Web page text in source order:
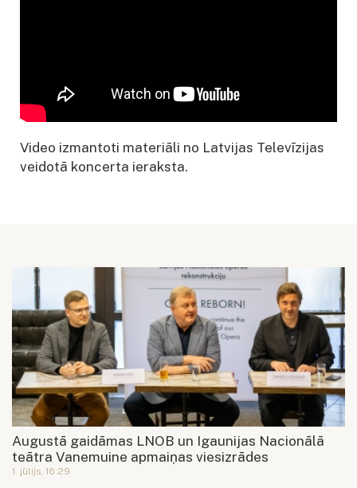
Video izmantoti materiāli no Latvijas Televīzijas
veidotā koncerta ieraksta.
Augustā gaidāmas LNOB un Igaunijas Nacionālā
teātra Vanemuine apmaiņas viesizrādes
1. jūlijs, 16:29